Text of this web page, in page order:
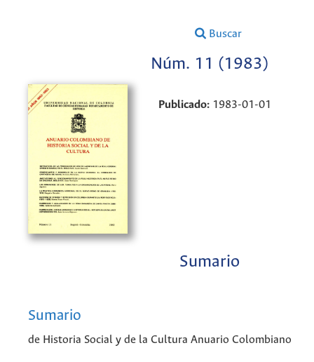
Buscar
Núm. 11 (1983)
Publicado: 1983-01-01
Sumario
Sumario
de Historia Social y de la Cultura Anuario Colombiano